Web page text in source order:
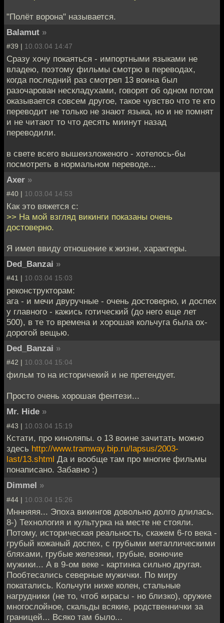
"Полёт ворона" называется.
Balamut »
#39 | 10.03.04 14:47
Сразу хочу покаяться - импортными языками не
владею, поэтому фильмы смотрю в переводах,
когда последний раз смотрел 13 воина был
разочарован нескладухами, говорят об одном потом
оказывается совсем другое, такое чувство что те кто
переводит не только не знают языка, но и не помнят
и не читают то что десять миинут назад
переводили.
в свете всего вышеизложеного - хотелось-бы
посмотреть в нормальном переводе...
Axer »
#40 | 10.03.04 14:53
Как это вяжется с:
>> На мой взгляд викинги показаны очень
достоверно.
Я имел ввиду отношение к жизни, характеры.
Ded_Banzai »
#41 | 10.03.04 15:03
реконструкторам:
ага - и мечи двуручные - очень достоверно, и доспех
у главного - кажись готический (до него еще лет
500), в те то времена и хорошая кольчуга была ох-
дорогой вещью.
Ded_Banzai »
#42 | 10.03.04 15:04
фильм то на историчекий и не претендует.
Просто очень хорошая фентези...
Mr. Hide »
#43 | 10.03.04 15:19
Кстати, про киноляпы. о 13 воине зачитать можно
здесь http://www.tramway.bip.ru/lapsus/2003-
last/13.shtml Да и вообще там про многие фильмы
понаписано. Забавно :)
Dimmel »
#44 | 10.03.04 15:26
Мннняяя... Эпоха викингов довольно долго длилась.
8-) Технология и культурка на месте не стояли.
Потому, историческая реальность, скажем 6-го века -
грубый кожаный доспех, с грубыми металлическими
бляхами, грубые железяки, грубые, вонючие
мужики... А в 9-ом веке - картинка сильно другая.
Пообтесались северные мужички. По миру
покатались. Кольчуги ниже колен, стальные
нагрудники (не то, чтоб кирасы - но близко), оружие
многослойное, скальды всякие, родственнички за
границей... Всяко там было...